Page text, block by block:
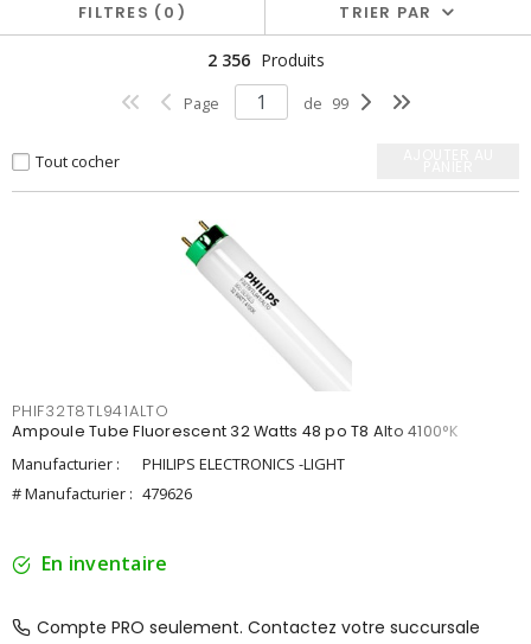
FILTRES 0 TRIER PAR
2 356 Produits
Page de 99
Tout cocher
PHIF32T8TL941ALTO
Ampoule Tube Fluorescent 32 Watts 48 po T8 Alto 4100°K
Manufacturier :
PHILIPS ELECTRONICS -LIGHT
# Manufacturier : 479626
En inventaire
Compte PRO seulement. Contactez votre succursale